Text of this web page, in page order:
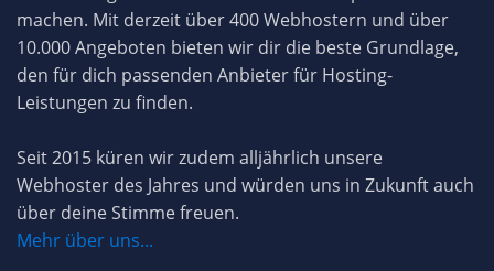
machen. Mit derzeit über 400 Webhostern und über
10.000 Angeboten bieten wir dir die beste Grundlage,
den für dich passenden Anbieter für Hosting-
Leistungen zu finden.
Seit 2015 küren wir zudem alljährlich unsere
Webhoster des Jahres und würden uns in Zukunft auch
über deine Stimme freuen.
Mehr über uns...